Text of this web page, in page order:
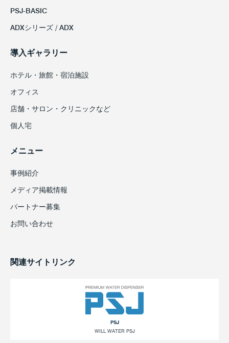
PSJ-BASIC
ADXシリーズ / ADX
導入ギャラリー
ホテル・旅館・宿泊施設
オフィス
店舗・サロン・クリニックなど
個人宅
メニュー
事例紹介
メディア掲載情報
パートナー募集
お問い合わせ
関連サイトリンク
PSJ
WILL WATER PSJ